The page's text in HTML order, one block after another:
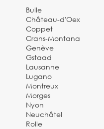
Bulle
Château-d'Oex
Coppet
Crans-Montana
Genève
Gstaad
Lausanne
Lugano
Montreux
Morges
Nyon
Neuchâtel
Rolle